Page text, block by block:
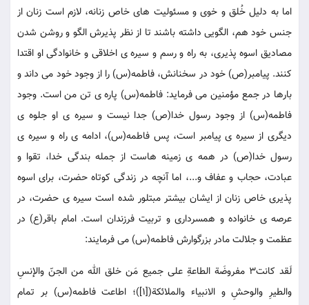
اما به دلیل خُلق و خوی و مسئولیت های خاص زنانه، لازم است زنان از
جنس خود هم، الگویی داشته باشند تا از نظر پذیرش الگو و روشن شدن
مصادیق اسوه پذیری، به راه و رسم و سیره ی اخلاقی و خانوادگی او اقتدا
کنند. پیامبر(ص) خود در سخنانش، فاطمه(س) را از وجود خود می داند و
بارها در جمع مؤمنین می فرماید: فاطمه(س) پاره ی تن من است. وجود
فاطمه(س) از وجود رسول خدا(ص) جدا نیست و سیره ی او جلوه ی
دیگری از سیره ی پیامبر است، پس فاطمه(س)، ادامه ی راه و سیره ی
رسول خدا(ص) در همه ی زمینه هاست از جمله بندگی خدا، تقوا و
عبادت، حجاب و عفاف و...، اما آنچه در زندگی کوتاه حضرت، برای اسوه
پذیری خاص زنان از ایشان بیشتر مبتلور شده است سیره ی حضرت، در
عرصه ی خانواده و همسرداری و تربیت فرزندان است. امام باقر(ع) در
عظمت و جلالت مادر بزرگوارش فاطمه(س) می فرمایند:
لَقد کانت3 مفروضَة الطاعةِ علی جمیع مَن خلق الله من الجنّ والإنسِ
والطیرِ والوحشِ و الانبیاء والملائکة([1])؛ اطاعت فاطمه(س) بر تمام